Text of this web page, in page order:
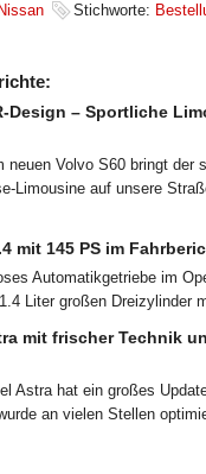
Nissan Stichworte:
Design – Sportliche
neuen Volvo S60 bringt der
Limousine auf unsere
mit 145 PS im
Automatikgetriebe im
Liter großen Dreizylinder
mit frischer Technik
Astra hat ein großes
an vielen Stellen